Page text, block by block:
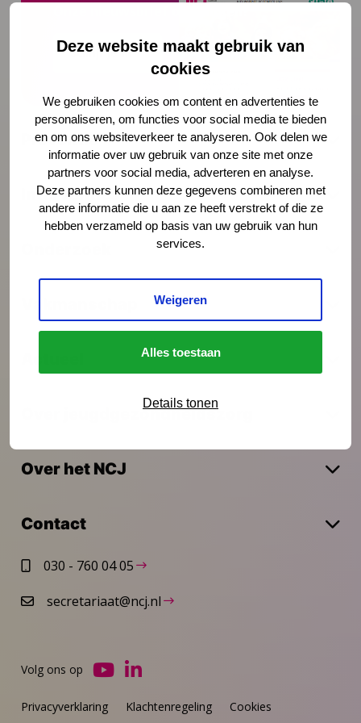
Deze website maakt gebruik van
cookies
We gebruiken cookies om content en advertenties te
personaliseren, om functies voor social media te bieden
en om ons websiteverkeer te analyseren. Ook delen we
informatie over uw gebruik van onze site met onze
partners voor social media, adverteren en analyse.
Deze partners kunnen deze gegevens combineren met
andere informatie die u aan ze heeft verstrekt of die ze
hebben verzameld op basis van uw gebruik van hun
services.
Weigeren
Alles toestaan
Details tonen
Schrijf je in
Preventie
Interventies
Over jeugdgezondheidszorg
Over het NCJ
Contact
030 - 760 04 05
secretariaat@ncj.nl
Privacyverklaring Klachtenregeling Cookies
Volg ons op
Ga
YouTube
Ga